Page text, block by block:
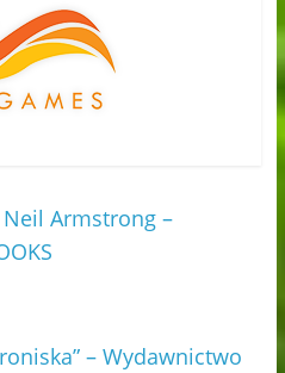
Neil Armstrong –
– Wydawnictwo